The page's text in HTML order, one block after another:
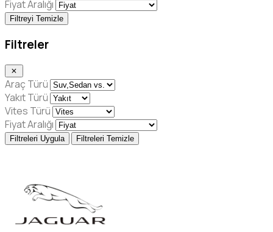
Fiyat Aralığı
Filtreyi Temizle
Filtreler
Araç Türü
Yakıt Türü
Vites Türü
Fiyat Aralığı
Filtreleri Uygula Filtreleri Temizle